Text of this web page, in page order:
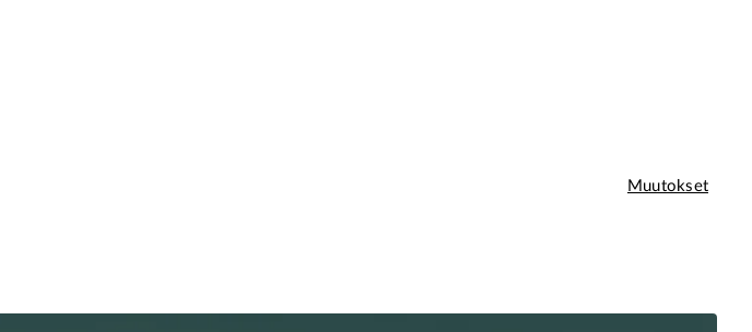
Muutokset